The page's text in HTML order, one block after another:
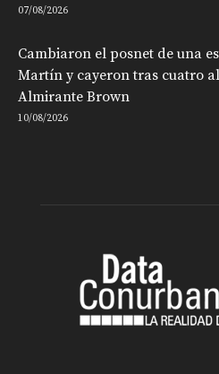
07/08/2026
Cambiaron el posnet de una
Martín y cayeron tras cuatro
Almirante Brown
10/08/2026